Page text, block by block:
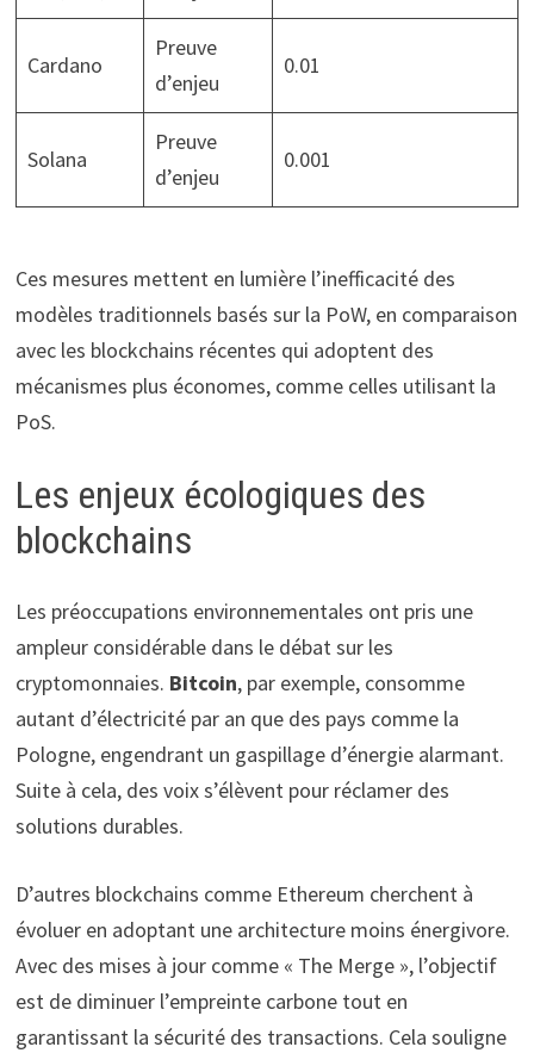
Cardano
Preuve
d’enjeu
0.01
Solana
Preuve
d’enjeu
0.001
Ces mesures mettent en lumière l’inefficacité des
modèles traditionnels basés sur la PoW, en comparaison
avec les blockchains récentes qui adoptent des
mécanismes plus économes, comme celles utilisant la
PoS.
Les enjeux écologiques des
blockchains
Les préoccupations environnementales ont pris une
ampleur considérable dans le débat sur les
cryptomonnaies. Bitcoin, par exemple, consomme
autant d’électricité par an que des pays comme la
Pologne, engendrant un gaspillage d’énergie alarmant.
Suite à cela, des voix s’élèvent pour réclamer des
solutions durables.
D’autres blockchains comme Ethereum cherchent à
évoluer en adoptant une architecture moins énergivore.
Avec des mises à jour comme « The Merge », l’objectif
est de diminuer l’empreinte carbone tout en
garantissant la sécurité des transactions. Cela souligne